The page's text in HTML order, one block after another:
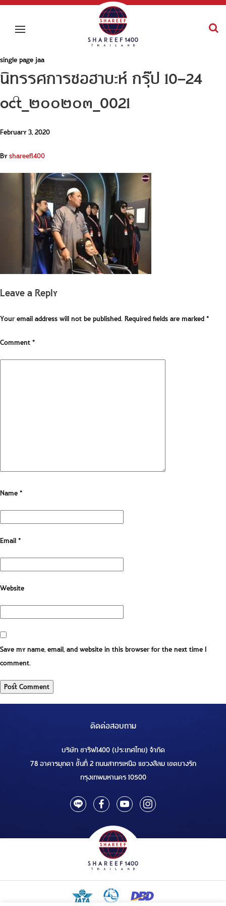
single page jaa
นิทรรศการซอฮาบะห์ กรุ๊ป 10-24
oct_๒๐๐๒๐๓_0021
February 3, 2020
Byshareef1400
Leave a Reply
Your email address will not be published.Required fields are marked*
Comment*
Name*
Email*
Website
Save my name, email, and website in this browser for the next time I
comment.
ติดต่อสอบถาม
บริษัท ชารีฟ1400 (ประเทศไทย) จำกัด
78 อาคารมุกดา ชั้นที่ 2 ถนนสาทรเหนือ แขวงสีลม เขตบางรัก
กรุงเทพมหานคร 10500